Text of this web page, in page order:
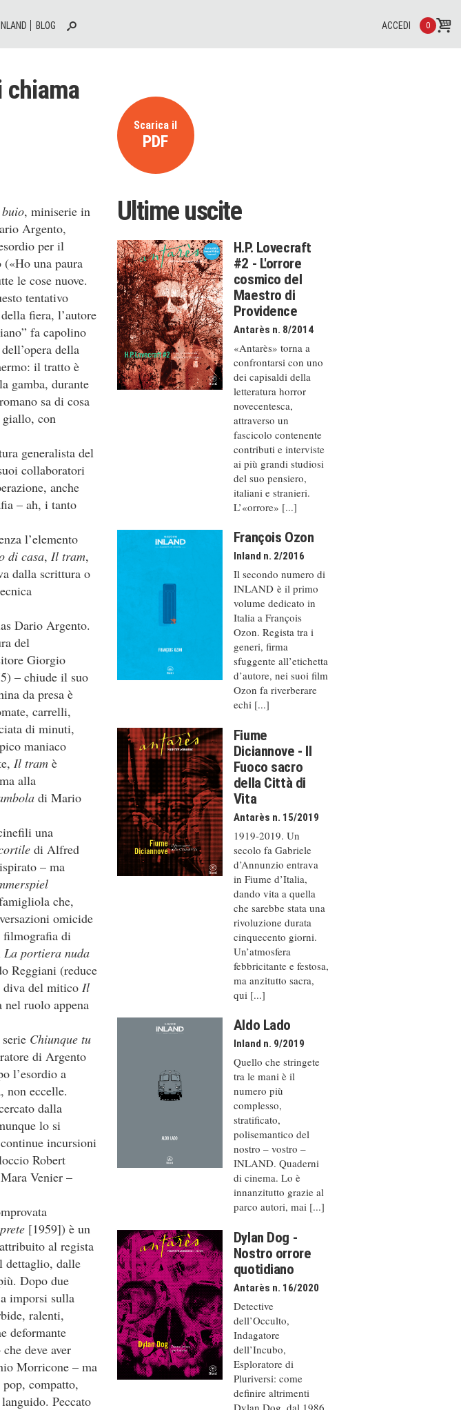
INLAND BLOG 0
ACCEDI
chiama
, miniserie in
Argento,
per il
una paura
le cose nuove.
tentativo
fiera, l’autore
fa capolino
della
il tratto è
gamba, durante
sa di cosa
giallo, con
generalista del
collaboratori
anche
– ah, i tanto
l’elemento
di casa, Il tram,
dalla scrittura o
Dario Argento.
del
Giorgio
– chiude il suo
da presa è
carrelli,
di minuti,
maniaco
Il tram è
alla
di Mario
una
di Alfred
– ma
che,
omicide
filmografia di
La portiera nuda
Reggiani (reduce
del mitico Il
ruolo appena
Chiunque tu
di Argento
l’esordio a
non eccelle.
dalla
lo si
incursioni
Robert
Venier –
[1959]) è un
al regista
dettaglio, dalle
Dopo due
imporsi sulla
ralenti,
deformante
deve aver
Morricone – ma
compatto,
Peccato
Scarica il
PDF
Ultime uscite
H.P. Lovecraft
#2 - L'orrore
cosmico del
Maestro di
Providence
Antarès n. 8/2014
«Antarès» torna a
confrontarsi con uno
dei capisaldi della
letteratura horror
novecentesca,
attraverso un
fascicolo contenente
contributi e interviste
ai più grandi studiosi
del suo pensiero,
italiani e stranieri.
L’«orrore» [...]
François Ozon
Inland n. 2/2016
Il secondo numero di
INLAND è il primo
volume dedicato in
Italia a François
Ozon. Regista tra i
generi, firma
sfuggente all’etichetta
d’autore, nei suoi film
Ozon fa riverberare
echi [...]
Fiume
Diciannove - Il
Fuoco sacro
della Città di
Vita
Antarès n. 15/2019
1919-2019. Un
secolo fa Gabriele
d’Annunzio entrava
in Fiume d’Italia,
dando vita a quella
che sarebbe stata una
rivoluzione durata
cinquecento giorni.
Un’atmosfera
febbricitante e festosa,
ma anzitutto sacra,
qui [...]
Aldo Lado
Inland n. 9/2019
Quello che stringete
tra le mani è il
numero più
complesso,
stratificato,
polisemantico del
nostro – vostro –
INLAND. Quaderni
di cinema. Lo è
innanzitutto grazie al
parco autori, mai [...]
Dylan Dog -
Nostro orrore
quotidiano
Antarès n. 16/2020
Detective
dell’Occulto,
Indagatore
dell’Incubo,
Esploratore di
Pluriversi: come
definire altrimenti
Dylan Dog, dal 1986